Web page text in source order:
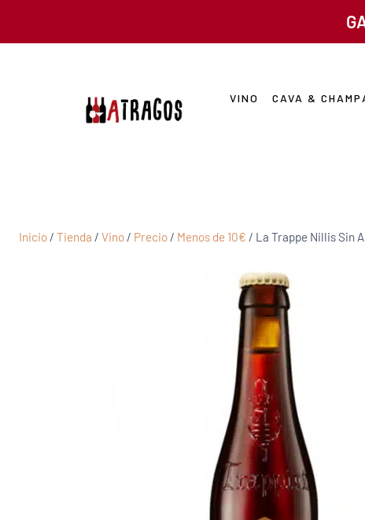
VINO CAVA &
Inicio / Tienda / Vino / Precio / Menos de 10€ / La Trappe Nillis Sin